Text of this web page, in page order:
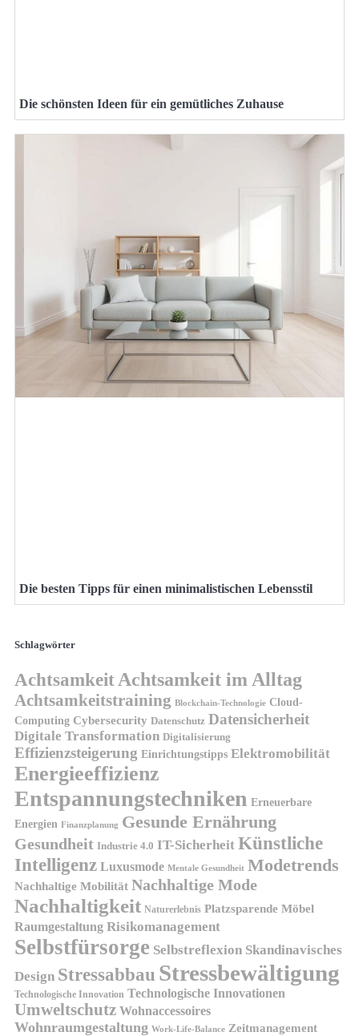
Die schönsten Ideen für ein gemütliches Zuhause
Die besten Tipps für einen minimalistischen Lebensstil
Schlagwörter
AchtsamkeitAchtsamkeit im Alltag
Achtsamkeitstraining Blockchain-Technologie Cloud-
Computing Cybersecurity Datenschutz Datensicherheit
Digitale Transformation Digitalisierung
Effizienzsteigerung Einrichtungstipps Elektromobilität
Energieeffizienz
Entspannungstechniken Erneuerbare
Energien Finanzplanung Gesunde Ernährung
Gesundheit Industrie 4.0 IT-Sicherheit Künstliche
Intelligenz Luxusmode Mentale Gesundheit Modetrends
Nachhaltige Mobilität Nachhaltige Mode
Nachhaltigkeit Naturerlebnis Platzsparende Möbel
Raumgestaltung Risikomanagement
Selbstfürsorge Selbstreflexion Skandinavisches
Design Stressabbau Stressbewältigung
Technologische Innovation Technologische Innovationen
Umweltschutz Wohnaccessoires
Wohnraumgestaltung Work-Life-Balance Zeitmanagement